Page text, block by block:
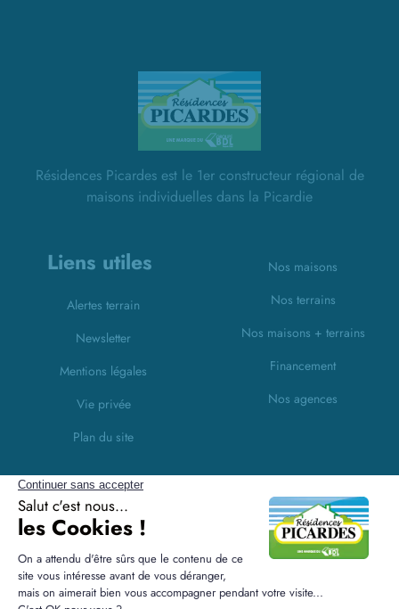
Résidences Picardes est le 1er constructeur régional de
maisons individuelles dans la Picardie
Liens utiles
Alertes terrain
Newsletter
Mentions légales
Vie privée
Plan du site
Nos maisons
Nos terrains
Nos maisons + terrains
Financement
Nos agences